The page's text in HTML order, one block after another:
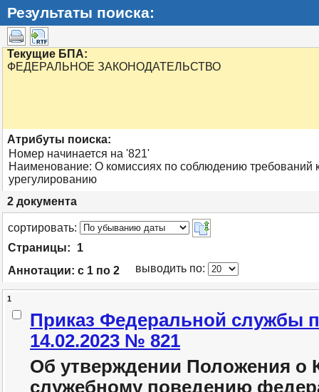
Результаты поиска:
Текущие БПА:
ФЕДЕРАЛЬНОЕ ЗАКОНОДАТЕЛЬСТВО
Атрибуты поиска:
Номер начинается на '821'
Наименование: О комиссиях по соблюдению
урегулированию
2 документа
cортировать:
Страницы:
1
Аннотации: с 1 по 2 выводить по: